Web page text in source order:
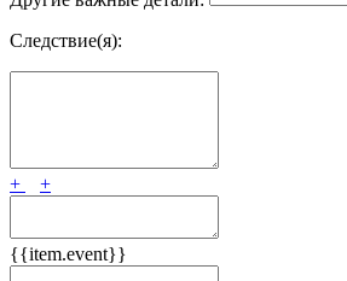
Следствие(я):
+ +
{{item.event}}